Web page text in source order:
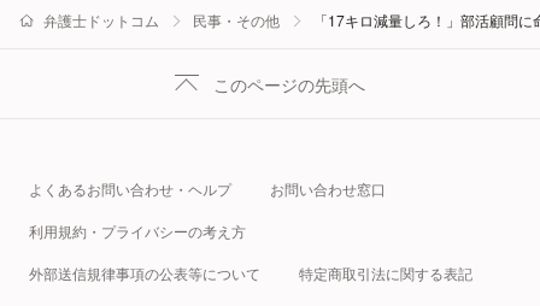
弁護士ドットコム 民事・その他 「17キロ減量しろ！」部活顧問
このページの先頭へ
よくあるお問い合わせ・ヘルプ お問い合わせ窓口
利用規約・プライバシーの考え方
外部送信規律事項の公表等について 特定商取引法に関する表記